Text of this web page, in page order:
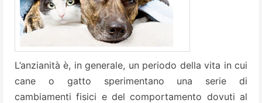
L’anzianità è, in generale, un periodo della vita in cui
cane o gatto sperimentano una serie di
cambiamenti fisici e del comportamento dovuti al